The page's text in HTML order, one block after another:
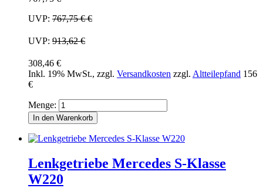
UVP: 767,75 €€
UVP: 913,62 €
308,46 €
Inkl. 19% MwSt., zzgl. Versandkosten zzgl. Altteilepfand 156
€
Menge:
In den Warenkorb
Lenkgetriebe Mercedes S-Klasse
W220